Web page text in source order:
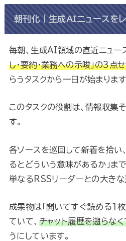
朝刊化｜生成AIニュースを
毎朝、生成AI領域の直近ニュー
し・要約・業務への示唆」の3点セ
らうタスクから一日が始まります
このタスクの役割は、情報収集
す。
各ソースを巡回して新着を拾い
るとどういう意味があるか」ま
単なるRSSリーダーとの大きな
成果物は「開いてすぐ読める1枚
ていて、 チャット履歴を遡らな
うにしています。